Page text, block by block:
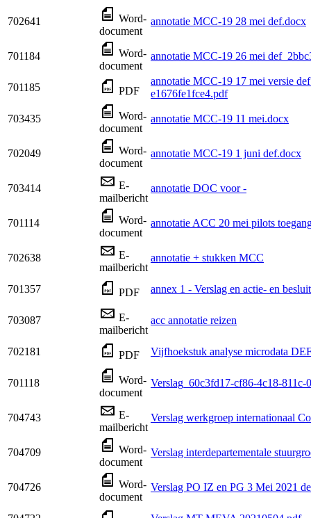
702641
Word-
document
annotatie MCC-19 28 mei def.docx
701184
Word-
document
annotatie MCC-19 26 mei
701185 PDF
annotatie MCC-19 17 mei versie
e1676fe1fce4.pdf
703435
Word-
document
annotatie MCC-19 11 mei.docx
702049
Word-
document
annotatie MCC-19 1 juni def.docx
703414
E-
mailbericht
annotatie DOC voor -
701114
Word-
document
annotatie ACC 20 mei pilots
702638
E-
mailbericht
annotatie + stukken MCC
701357 PDF annex 1 - Verslag en actie- en
703087
E-
mailbericht
acc annotatie reizen
702181 PDF Vijfhoekstuk analyse microdata
701118
Word-
document
Verslag_60c3fd17-cf86-4c18-811c-
704743
E-
mailbericht
Verslag werkgroep internationaal
704709
Word-
document
Verslag interdepartementale
704726
Word-
document
Verslag PO IZ en PG 3 Mei 2021